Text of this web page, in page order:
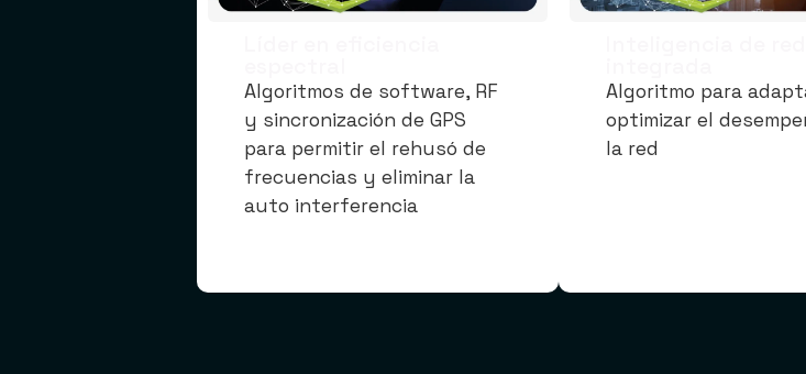
Algoritmos de software, RF
y sincronización de GPS
para permitir el rehusó de
frecuencias y eliminar la
auto interferencia
Algoritmo para
optimizar el
la red